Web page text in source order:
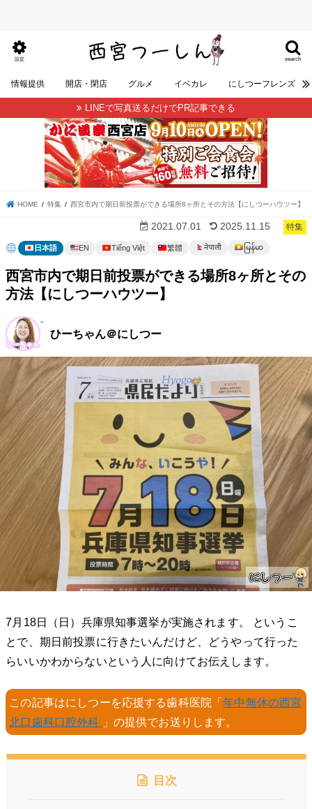
search
設定
情報提供 開店・閉店 グルメ イベカレ にしつーフレンズ
LINEで写真送るだけでPR記事できる
HOME 特集 西宮市内で期日前投票ができる場所8ヶ所とその方法【にしつーハウツー】
特集
2021.07.01 2025.11.15
日本語 EN Tiếng Việt 繁體 नेपाली မြန်မာ
西宮市内で期日前投票ができる場所8ヶ所とその
方法【にしつーハウツー】
ひーちゃん＠にしつー
7月18日（日）兵庫県知事選挙が実施されます。 というこ
とで、期日前投票に行きたいんだけど、どうやって行った
らいいかわからないという人に向けてお伝えします。
この記事はにしつーを応援する歯科医院「年中無休の西宮
北口歯科口腔外科 」の提供でお送りします。
目次